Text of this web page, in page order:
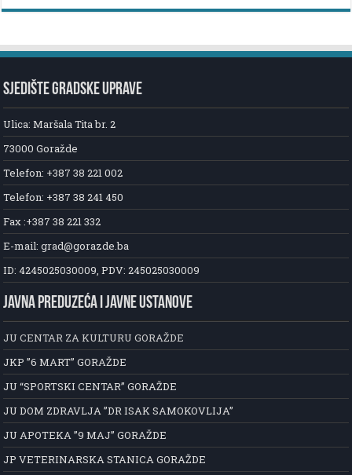
SJEDIŠTE GRADSKE UPRAVE
Ulica: Maršala Tita br. 2
73000 Goražde
Telefon: +387 38 221 002
Telefon: +387 38 241 450
Fax :+387 38 221 332
E-mail: grad@gorazde.ba
ID: 4245025030009, PDV: 245025030009
JAVNA PREDUZEĆA I JAVNE USTANOVE
JU CENTAR ZA KULTURU GORAŽDE
JKP ”6 MART” GORAŽDE
JU “SPORTSKI CENTAR” GORAŽDE
JU DOM ZDRAVLJA ”DR ISAK SAMOKOVLIJA”
JU APOTEKA ”9 MAJ” GORAŽDE
JP VETERINARSKA STANICA GORAŽDE